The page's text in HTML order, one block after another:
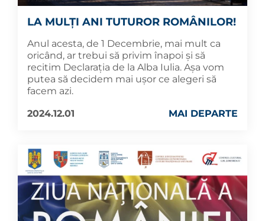
LA MULȚI ANI TUTUROR ROMÂNILOR!
Anul acesta, de 1 Decembrie, mai mult ca
oricând, ar trebui să privim înapoi și să
recitim Declarația de la Alba Iulia. Așa vom
putea să decidem mai ușor ce alegeri să
facem azi.
2024.12.01
MAI DEPARTE